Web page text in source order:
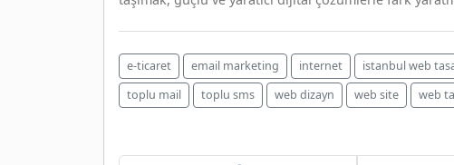
e-ticaret email marketing internet istanbul web
toplu mail
toplu sms web dizayn web site web